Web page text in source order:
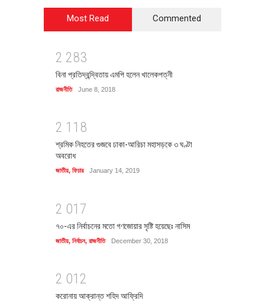
Most Read Commented
2 283
বিনা প্রতিদ্বন্দ্বিতায় এমপি হলেন খালেকপত্নী
রাজনীতি June 8, 2018
2 1 1 8
শ্রমিক নিহতের গুজবে ঢাকা-আরিচা মহাসড়কে ৩ ঘণ্টা
অবরোধ
জাতীয়, ফিচার January 14, 2019
2 01 7
৭০-এর নির্বাচনের মতো গণজোয়ার সৃষ্টি হয়েছেঃ নাসিম
জাতীয়, নির্বাচন, রাজনীতি December 30, 2018
2 01 2
করোনায় আক্রান্ত শহিদ আফ্রিদি